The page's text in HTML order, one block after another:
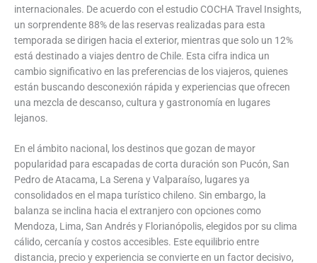
internacionales. De acuerdo con el estudio COCHA Travel Insights,
un sorprendente 88% de las reservas realizadas para esta
temporada se dirigen hacia el exterior, mientras que solo un 12%
está destinado a viajes dentro de Chile. Esta cifra indica un
cambio significativo en las preferencias de los viajeros, quienes
están buscando desconexión rápida y experiencias que ofrecen
una mezcla de descanso, cultura y gastronomía en lugares
lejanos.
En el ámbito nacional, los destinos que gozan de mayor
popularidad para escapadas de corta duración son Pucón, San
Pedro de Atacama, La Serena y Valparaíso, lugares ya
consolidados en el mapa turístico chileno. Sin embargo, la
balanza se inclina hacia el extranjero con opciones como
Mendoza, Lima, San Andrés y Florianópolis, elegidos por su clima
cálido, cercanía y costos accesibles. Este equilibrio entre
distancia, precio y experiencia se convierte en un factor decisivo,